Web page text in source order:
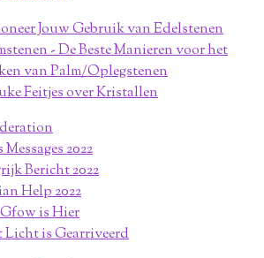
Jouw Gebruik van Edelstenen
- De Beste Manieren voor het
van Palm/Oplegstenen
Feitjes over Kristallen
2022
Bericht 2022
Help 2022
is Hier
Licht is Gearriveerd